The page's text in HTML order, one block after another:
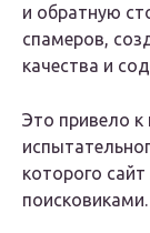
и обратную
спамеров,
качества и
Это привело
которого
поисковиками.